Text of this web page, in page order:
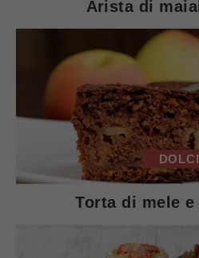
Arista di
DOLCI
Torta di mele